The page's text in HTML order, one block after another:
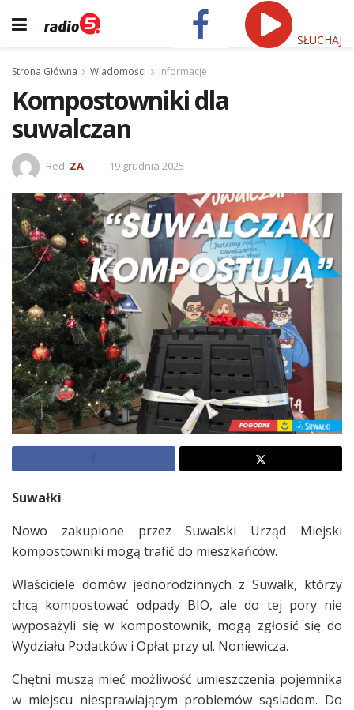
SŁUCHAJ
Strona Główna Wiadomości Informacje
Kompostowniki dla
suwalczan
Red. ZA 19 grudnia 2025
Suwałki
Nowo zakupione przez Suwalski Urząd Miejski
kompostowniki mogą trafić do mieszkańców.
Właściciele domów jednorodzinnych z Suwałk, którzy
chcą kompostować odpady BIO, ale do tej pory nie
wyposażyli się w kompostownik, mogą zgłosić się do
Wydziału Podatków i Opłat przy ul. Noniewicza.
Chętni muszą mieć możliwość umieszczenia pojemnika
w miejscu niesprawiającym problemów sąsiadom. Do